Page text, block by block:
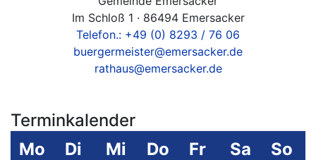
Im Schloß 1 · 86494 Emersacker
Telefon.: +49 (0) 8293 / 76 06
buergermeister@emersacker.de
rathaus@emersacker.de
Terminkalender
Mo
Di Mi Do Fr Sa
So